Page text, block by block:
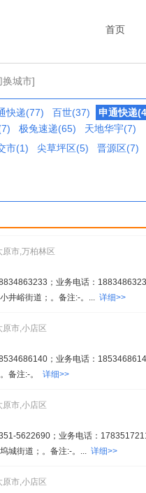
首页
换城市]
快递(77) 百世(37)
申通快递
极兔速递(65)
天地华宇(7)
市(1) 尖草坪区(5)
晋源区(7)
原市,万柏林区
；业务电话：
井峪街道；。备注:-。... 详细>>
原市,小店区
；业务电话：
备注:-。 详细>>
原市,小店区
5622690；业务电话：
城街道；。备注:-。... 详细>>
原市,小店区